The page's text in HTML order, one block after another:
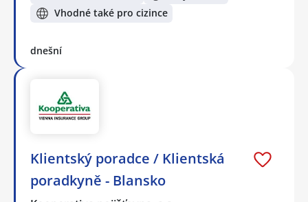
Vhodné také pro cizince
dnešní
Klientský poradce / Klientská
poradkyně - Blansko